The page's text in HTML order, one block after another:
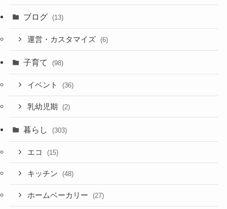
ブログ (13)
運営・カスタマイズ (6)
子育て (98)
イベント (36)
乳幼児期 (2)
暮らし (303)
エコ (15)
キッチン (48)
ホームベーカリー (27)